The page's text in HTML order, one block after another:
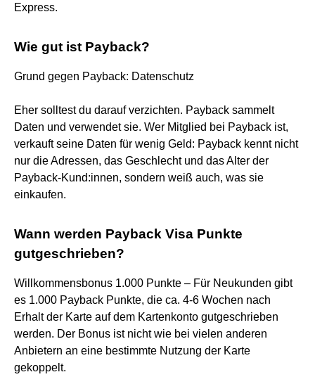
Express.
Wie gut ist Payback?
Grund gegen Payback: Datenschutz
Eher solltest du darauf verzichten. Payback sammelt
Daten und verwendet sie. Wer Mitglied bei Payback ist,
verkauft seine Daten für wenig Geld: Payback kennt nicht
nur die Adressen, das Geschlecht und das Alter der
Payback-Kund:innen, sondern weiß auch, was sie
einkaufen.
Wann werden Payback Visa Punkte
gutgeschrieben?
Willkommensbonus 1.000 Punkte – Für Neukunden gibt
es 1.000 Payback Punkte, die ca. 4-6 Wochen nach
Erhalt der Karte auf dem Kartenkonto gutgeschrieben
werden. Der Bonus ist nicht wie bei vielen anderen
Anbietern an eine bestimmte Nutzung der Karte
gekoppelt.